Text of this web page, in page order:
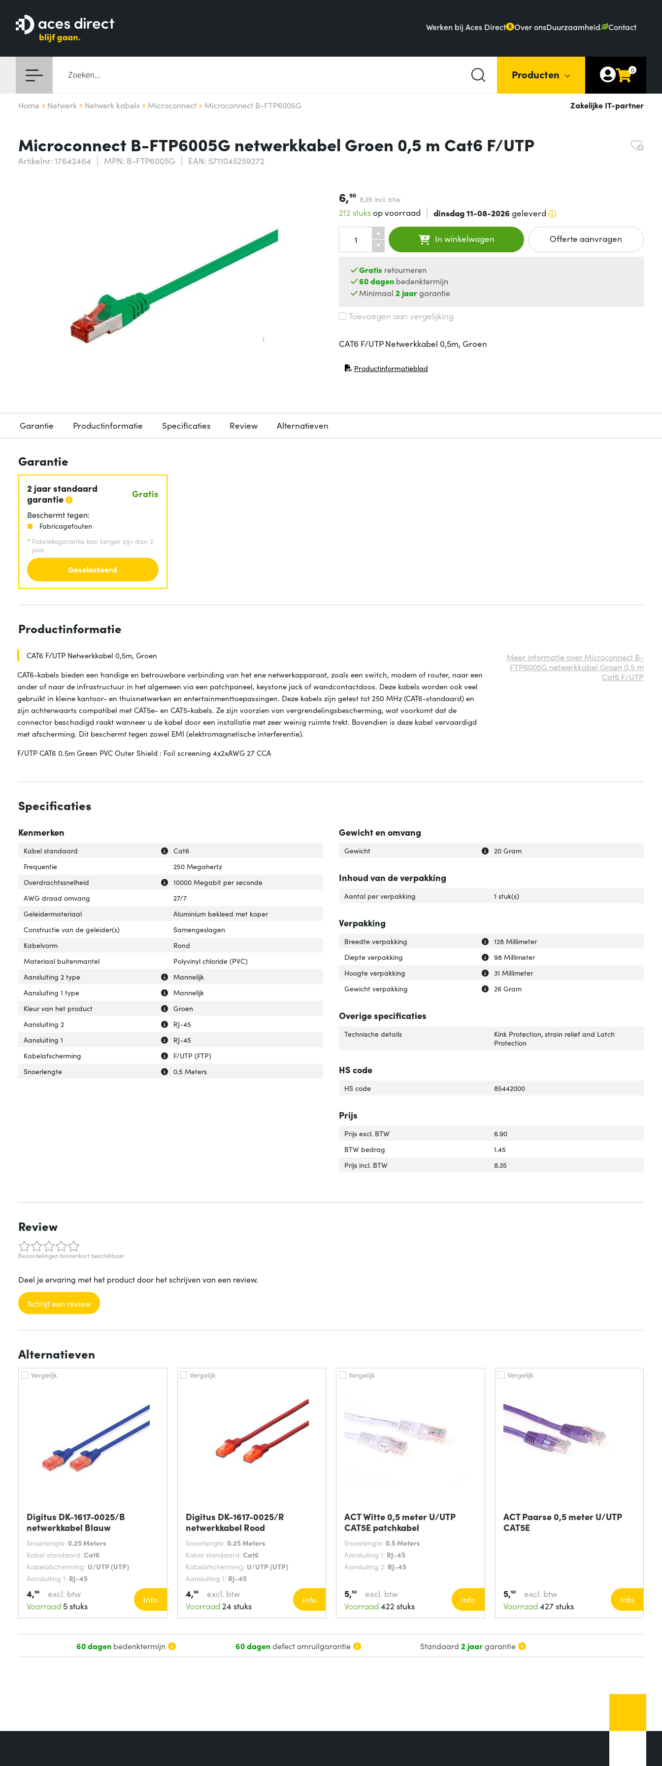
Werken bij Aces Direct 5 Over onsDuurzaamheid Contact
Producten 0
Home Netwerk Netwerk kabels Microconnect Microconnect B-FTP6005G Zakelijke IT-partner
Microconnect B-FTP6005G netwerkkabel Groen 0,5 m Cat6 F/UTP
Artikelnr: 17642464 MPN: B-FTP6005G EAN: 5711045259272
6,90 8,35 incl. btw
212 stuksop voorraad dinsdag 11-08-2026geleverd
In winkelwagen Offerte aanvragen
Gratis retourneren
60 dagen bedenktermijn
Minimaal2 jaargarantie
Toevoegen aan vergelijking
CAT6 F/UTP Netwerkkabel 0,5m, Groen
Productinformatieblad
(opent in nieuw venster)
Garantie Productinformatie Specificaties Review Alternatieven
Garantie
2 jaar standaard
garantie
Gratis
Beschermt tegen:
Fabricagefouten
* Fabrieksgarantie kan langer zijn dan 2
jaar
Geselecteerd
Productinformatie
CAT6 F/UTP Netwerkkabel 0,5m, Groen
CAT6-kabels bieden een handige en betrouwbare verbinding van het ene netwerkapparaat, zoals een switch, modem of router, naar een
ander of naar de infrastructuur in het algemeen via een patchpaneel, keystone jack of wandcontactdoos. Deze kabels worden ook veel
gebruikt in kleine kantoor- en thuisnetwerken en entertainmenttoepassingen. Deze kabels zijn getest tot 250 MHz (CAT6-standaard) en
zijn achterwaarts compatibel met CAT5e- en CAT5-kabels. Ze zijn voorzien van vergrendelingsbescherming, wat voorkomt dat de
connector beschadigd raakt wanneer u de kabel door een installatie met zeer weinig ruimte trekt. Bovendien is deze kabel vervaardigd
met afscherming. Dit beschermt tegen zowel EMI (elektromagnetische interferentie).
F/UTP CAT6 0.5m Green PVC Outer Shield : Foil screening 4x2xAWG 27 CCA
Meer informatie over Microconnect B-
FTP6005G netwerkkabel Groen 0,5 m
Cat6 F/UTP
Specificaties
Kenmerken
Uitleg over 'Kabel standaard'
Verberg uitleg over 'Kabel standaard'
Kabel standaard
Cat6
Frequentie
250 Megahertz
Uitleg over 'Overdrachtssnelheid'
Verberg uitleg over 'Overdrachtssnelheid'
Overdrachtssnelheid
10000 Megabit per seconde
AWG draad omvang
27/7
Geleidermateriaal
Aluminium bekleed met koper
Constructie van de geleider(s)
Samengeslagen
Kabelvorm
Rond
Materiaal buitenmantel
Polyvinyl chloride (PVC)
Uitleg over 'Aansluiting 2 type'
Verberg uitleg over 'Aansluiting 2 type'
Aansluiting 2 type
Mannelijk
Uitleg over 'Aansluiting 1 type'
Verberg uitleg over 'Aansluiting 1 type'
Aansluiting 1 type
Mannelijk
Uitleg over 'Kleur van het product'
Verberg uitleg over 'Kleur van het product'
Kleur van het product
Groen
Uitleg over 'Aansluiting 2'
Verberg uitleg over 'Aansluiting 2'
Aansluiting 2
RJ-45
Uitleg over 'Aansluiting 1'
Verberg uitleg over 'Aansluiting 1'
Aansluiting 1
RJ-45
Uitleg over 'Kabelafscherming'
Verberg uitleg over 'Kabelafscherming'
Kabelafscherming
F/UTP (FTP)
Uitleg over 'Snoerlengte'
Verberg uitleg over 'Snoerlengte'
Snoerlengte 0.5 Meters
Gewicht en omvang
Uitleg over 'Gewicht'
Verberg uitleg over 'Gewicht'
Gewicht 20 Gram
Inhoud van de verpakking
Aantal per verpakking 1 stuk(s)
Verpakking
Uitleg over 'Breedte verpakking'
Verberg uitleg over 'Breedte verpakking'
Breedte verpakking
128 Millimeter
Uitleg over 'Diepte verpakking'
Verberg uitleg over 'Diepte verpakking'
Diepte verpakking
98 Millimeter
Uitleg over 'Hoogte verpakking'
Verberg uitleg over 'Hoogte verpakking'
Hoogte verpakking
31 Millimeter
Uitleg over 'Gewicht verpakking'
Verberg uitleg over 'Gewicht verpakking'
Gewicht verpakking 26 Gram
Overige specificaties
Technische details
Kink Protection, strain relief and Latch
Protection
HS code
HS code 85442000
Prijs
Prijs excl. BTW
6.90
BTW bedrag
1.45
Prijs incl. BTW
8.35
Review
Beoordelingen binnenkort beschikbaar
Deel je ervaring met het product door het schrijven van een review.
Schrijf een review
Alternatieven
Vergelijk
Digitus DK-1617-0025/B
netwerkkabel Blauw
Snoerlengte: 0.25 Meters
Kabel standaard: Cat6
Kabelafscherming: U/UTP (UTP)
Aansluiting 1: RJ-45
4,90
excl. btw
Voorraad 5 stuks
Info
Vergelijk
Digitus DK-1617-0025/R
netwerkkabel Rood
Snoerlengte: 0.25 Meters
Kabel standaard: Cat6
Kabelafscherming: U/UTP (UTP)
Aansluiting 1: RJ-45
4,90
excl. btw
Voorraad 24 stuks
Info
Vergelijk
ACT Witte 0,5 meter U/UTP
CAT5E patchkabel
Snoerlengte: 0.5 Meters
Aansluiting 1: RJ-45
Aansluiting 2: RJ-45
5,50
excl. btw
Voorraad 422 stuks
Info
Vergelijk
ACT Paarse 0,5 meter U/UTP
CAT5E
5,50
excl. btw
Voorraad 427 stuks
Info
60 dagenbedenktermijn 60 dagendefect omruilgarantie Standaard2 jaargarantie